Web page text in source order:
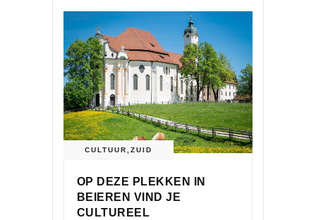
CULTUUR,ZUID
OP DEZE PLEKKEN IN
BEIEREN VIND JE
CULTUREEL